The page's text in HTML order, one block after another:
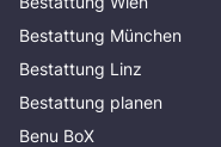
Bestattung München
Bestattung Linz
Bestattung planen
Benu BoX